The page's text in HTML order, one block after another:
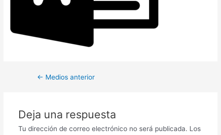
← Medios anterior
Deja una respuesta
Tu dirección de correo electrónico no será publicada. Los